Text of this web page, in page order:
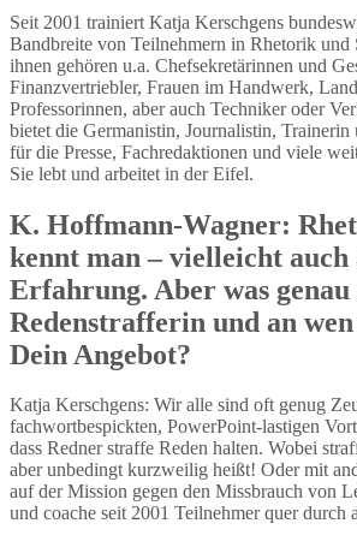
Seit 2001 trainiert Katja Kerschgens
Bandbreite von Teilnehmern in Rhetorik und
ihnen gehören u.a. Chefsekretärinnen und
Finanzvertriebler, Frauen im Handwerk,
Professorinnen, aber auch Techniker oder
bietet die Germanistin, Journalistin,
für die Presse, Fachredaktionen und viele
Sie lebt und arbeitet in der Eifel.
K. Hoffmann-Wagner:
kennt man – vielleicht auch
Erfahrung. Aber was genau
Redenstrafferin und an
Dein Angebot?
Katja Kerschgens: Wir alle sind oft genug
fachwortbespickten, PowerPoint-lastigen
dass Redner straffe Reden halten. Wobei
aber unbedingt kurzweilig heißt! Oder mit
auf der Mission gegen den Missbrauch von
und coache seit 2001 Teilnehmer quer durch